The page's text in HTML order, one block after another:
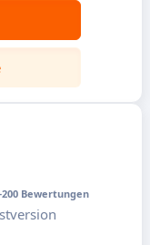
Bewertungen